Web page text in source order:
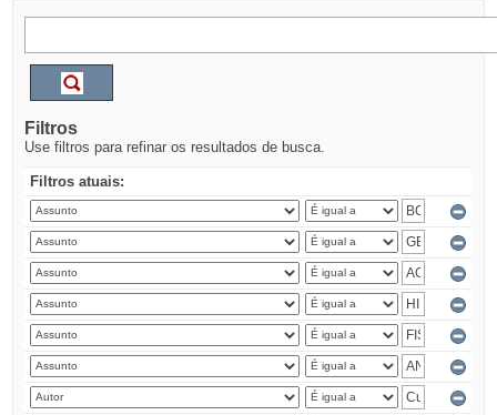
Filtros
Use filtros para refinar os resultados de busca.
Filtros atuais: